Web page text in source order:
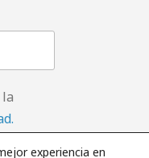
experiencia en